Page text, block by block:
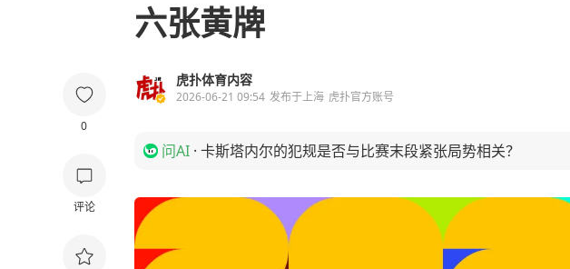
0
评论
六张黄牌
虎扑体育内容
2026-06-21 09:54 发布于上海 虎扑官方账号
问AI · 卡斯塔内尔的犯规是否与比赛末段紧张局势相关？